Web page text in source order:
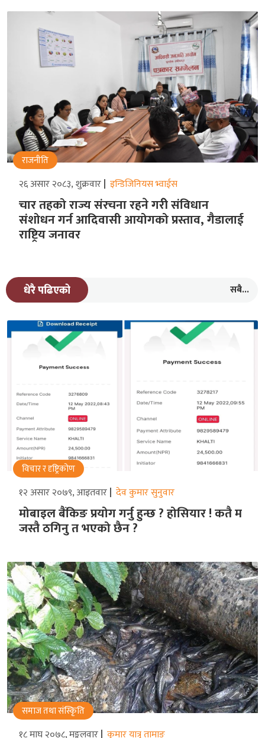
राजनीति
२६ असार २०८३, शुक्रवार इन्डिजिनियस भ्वाईस
चार तहको राज्य संरचना रहने गरीे संविधान
संशोधन गर्न आदिवासी आयोगको प्रस्ताव, गैडालाई
राष्ट्रिय जनावर
धेरै पढिएको सबै...
विचार र दृष्ट्रिकोण
१२ असार २०७९, आइतवार देव कुमार सुनुवार
मोबाइल बैंकिङ प्रयोग गर्नु हुन्छ ? होसियार ! कतै म
जस्तै ठगिनु त भएको छैन ?
समाज तथा संस्किृति
१८ माघ २०७८, मङ्गलवार कुमार यात्रु तामाङ